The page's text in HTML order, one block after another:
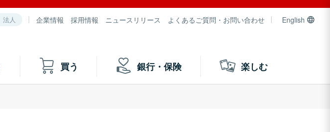
法人 企業情報 採用情報 ニュースリリース よくあるご質問・お問い合わせ English
買う 銀行・保険 楽しむ